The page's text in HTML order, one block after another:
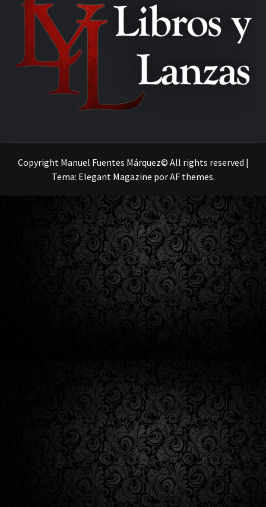
Copyright Manuel Fuentes Márquez© All rights reserved |
Tema: Elegant Magazine porAF themes.